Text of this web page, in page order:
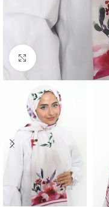
Click to enlarge